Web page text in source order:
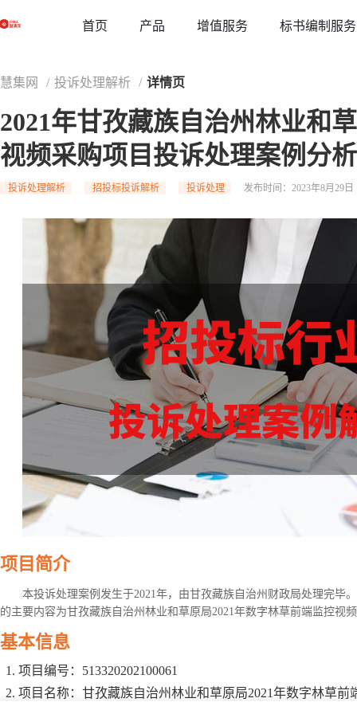
首页 产品 增值服务 标书编制服务
慧集网 / 投诉处理解析 / 详情页
2021年甘孜藏族自治州林业和
视频采购项目投诉处理案例分析
投诉处理解析 招投标投诉解析 投诉处理 发布时间：2023年8月29日
项目简介
本投诉处理案例发生于2021年，由甘孜藏族自治州财政局处理完毕
的主要内容为甘孜藏族自治州林业和草原局2021年数字林草前端监控视
基本信息
项目编号：513320202100061
项目名称：甘孜藏族自治州林业和草原局2021年数字林草前